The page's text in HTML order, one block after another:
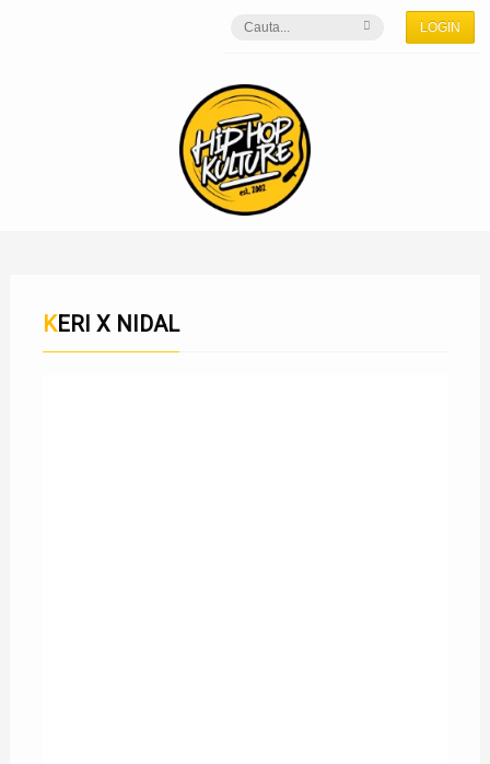
LOGIN
KERI X NIDAL